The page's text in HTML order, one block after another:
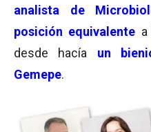
analista de
posición equivalente
desde hacía un
Gemepe.